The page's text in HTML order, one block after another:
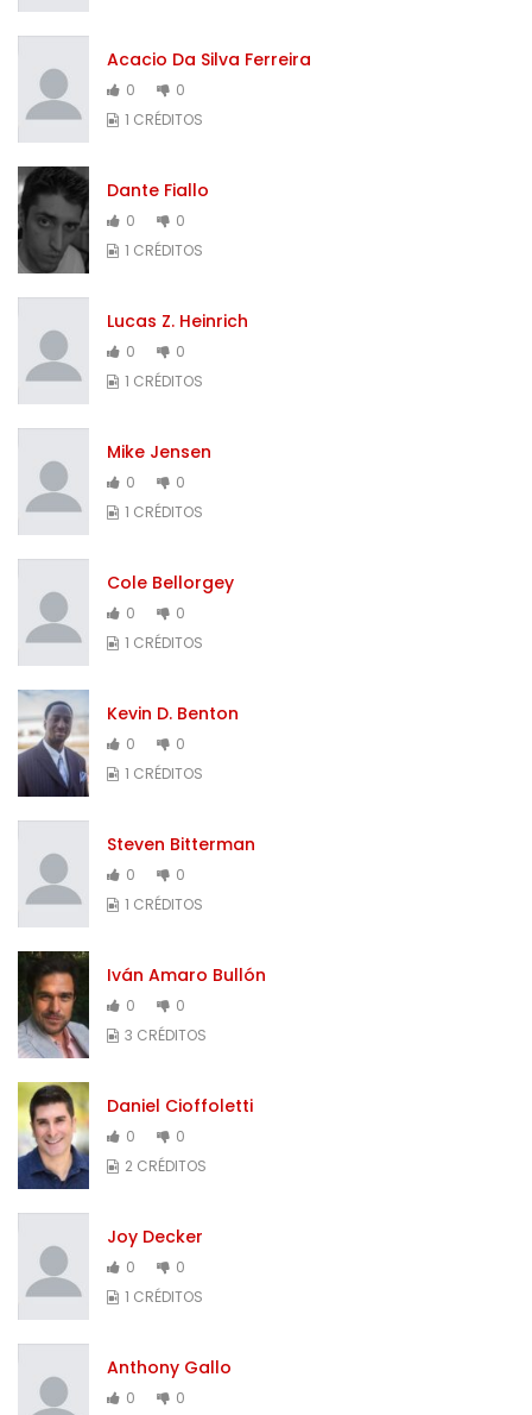
Acacio Da Silva Ferreira
0
0
1 CRÉDITOS
Dante Fiallo
0
0
1 CRÉDITOS
Lucas Z. Heinrich
0
0
1 CRÉDITOS
Mike Jensen
0
0
1 CRÉDITOS
Cole Bellorgey
0
0
1 CRÉDITOS
Kevin D. Benton
0
0
1 CRÉDITOS
Steven Bitterman
0
0
1 CRÉDITOS
Iván Amaro Bullón
0
0
3 CRÉDITOS
Daniel Cioffoletti
0
0
2 CRÉDITOS
Joy Decker
0
0
1 CRÉDITOS
Anthony Gallo
0
0